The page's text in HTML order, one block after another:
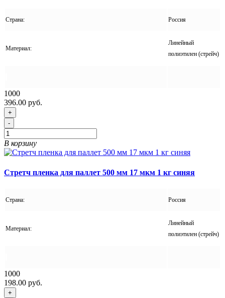
Страна: Россия
Материал:
Линейный
полиэтилен (стрейч)
1000
396.00 руб.
+
-
В корзину
Стретч пленка для паллет 500 мм 17 мкм 1 кг синяя
Страна: Россия
Материал:
Линейный
полиэтилен (стрейч)
1000
198.00 руб.
+